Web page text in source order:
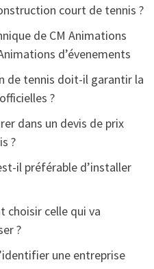
court de tennis ?
de CM Animations
d’évenements
de tennis doit-il garantir la
?
dans un devis de prix
?
il préférable d’installer
choisir celle qui va
?
une entreprise